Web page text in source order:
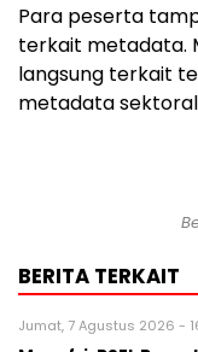
Para peserta
terkait metadata.
langsung terkait
metadata
BERITA TERKAIT
Jumat, 7 Agustus 2026 -